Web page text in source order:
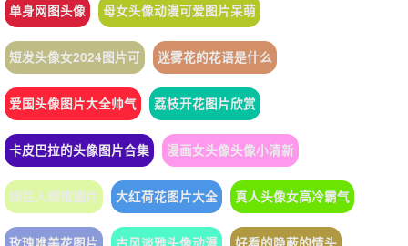
单身网图头像 母女头像动漫可爱图片呆萌
短发头像女2024图片可 迷雾花的花语是什么
爱国头像图片大全帅气 荔枝开花图片欣赏
卡皮巴拉的头像图片合集 漫画女头像头像小清新
绿巨人绿植图片 大红荷花图片大全 真人头像女高冷霸气
玫瑰唯美花图片 古风淡雅头像动漫 好看的隐蔽的情头